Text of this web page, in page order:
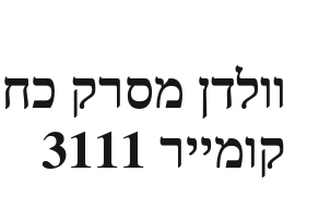
וולדן מסרק
קומייר 3111